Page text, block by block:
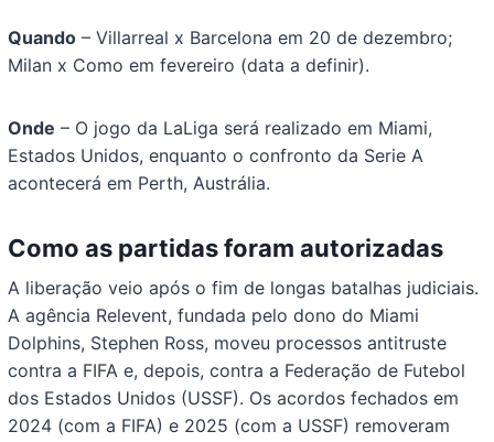
Quando – Villarreal x Barcelona em 20 de dezembro;
Milan x Como em fevereiro (data a definir).
Onde – O jogo da LaLiga será realizado em Miami,
Estados Unidos, enquanto o confronto da Serie A
acontecerá em Perth, Austrália.
Como as partidas foram autorizadas
A liberação veio após o fim de longas batalhas judiciais.
A agência Relevent, fundada pelo dono do Miami
Dolphins, Stephen Ross, moveu processos antitruste
contra a FIFA e, depois, contra a Federação de Futebol
dos Estados Unidos (USSF). Os acordos fechados em
2024 (com a FIFA) e 2025 (com a USSF) removeram